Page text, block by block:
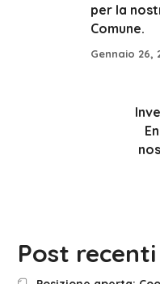
per la
Comune.
Gennaio 26,
Post recenti